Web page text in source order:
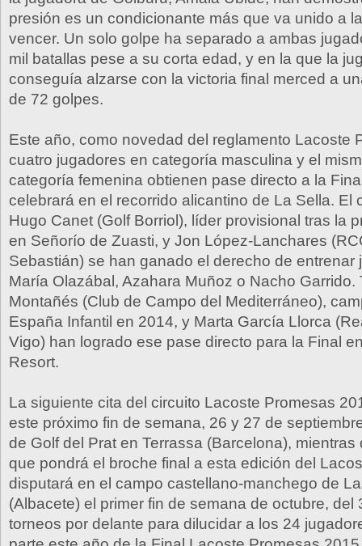
presión es un condicionante más que va unido a
vencer. Un solo golpe ha separado a ambas
mil batallas pese a su corta edad, y en la que la
conseguía alzarse con la victoria final merced a
de 72 golpes.
Este año, como novedad del reglamento Lacoste
cuatro jugadores en categoría masculina y el
categoría femenina obtienen pase directo a la
celebrará en el recorrido alicantino de La Sella. El
Hugo Canet (Golf Borriol), líder provisional tras la
en Señorío de Zuasti, y Jon López-Lanchares
Sebastián) se han ganado el derecho de entrenar
María Olazábal, Azahara Muñoz o Nacho Garrido.
Montañés (Club de Campo del Mediterráneo),
España Infantil en 2014, y Marta García Llorca
Vigo) han logrado ese pase directo para la Final
Resort.
La siguiente cita del circuito Lacoste Promesas
este próximo fin de semana, 26 y 27 de
de Golf del Prat en Terrassa (Barcelona), mientras
que pondrá el broche final a esta edición del
disputará en el campo castellano-manchego de
(Albacete) el primer fin de semana de octubre, del
torneos por delante para dilucidar a los 24